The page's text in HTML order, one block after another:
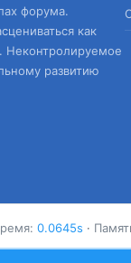
форума.
как
Неконтролируемое
развитию
0.0645s